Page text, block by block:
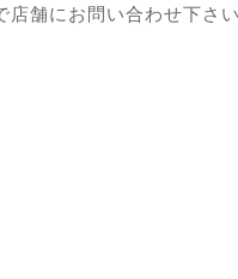
舗にお問い合わせ下さい